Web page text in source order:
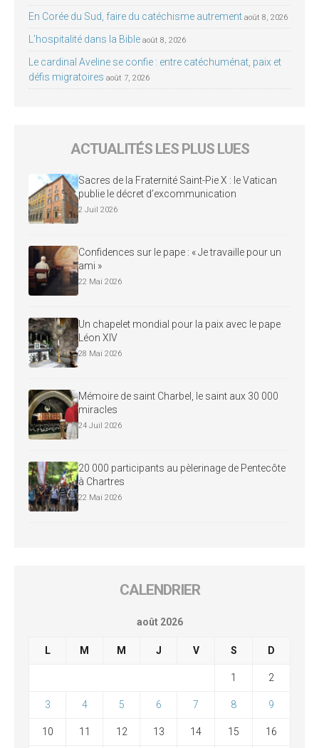
En Corée du Sud, faire du catéchisme autrement août 8, 2026
L’hospitalité dans la Bible août 8, 2026
Le cardinal Aveline se confie : entre catéchuménat, paix et
défis migratoires août 7, 2026
ACTUALITÉS LES PLUS LUES
Sacres de la Fraternité Saint-Pie X : le Vatican
publie le décret d’excommunication
2 Juil 2026
Confidences sur le pape : « Je travaille pour un
ami »
22 Mai 2026
Un chapelet mondial pour la paix avec le pape
Léon XIV
28 Mai 2026
Mémoire de saint Charbel, le saint aux 30 000
miracles
24 Juil 2026
20 000 participants au pèlerinage de Pentecôte
à Chartres
22 Mai 2026
CALENDRIER
août 2026
L M M J V S D
1 2
3 4 5 6 7 8 9
10 11 12 13 14 15 16